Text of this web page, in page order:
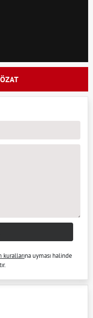
kurallarına uyması halinde